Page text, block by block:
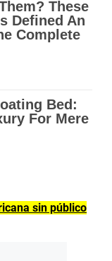
sin público